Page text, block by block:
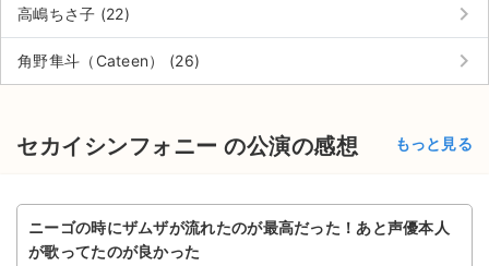
不正転売禁止法について
チケットジャムの取り組み
高嶋ちさ子 (22) keyboard_arrow_right
角野隼斗（Cateen） (26) keyboard_arrow_right
セカイシンフォニー の公演の感想 もっと見る
ニーゴの時にザムザが流れたのが最高だった！あと声優本人
が歌ってたのが良かった